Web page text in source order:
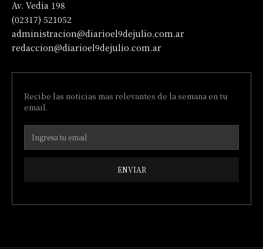
Av. Vedia 198
(02317) 521052
administracion@diarioel9dejulio.com.ar
redaccion@diarioel9dejulio.com.ar
Recibe las noticias mas relevantes de la semana en tu
email.
ENVIAR